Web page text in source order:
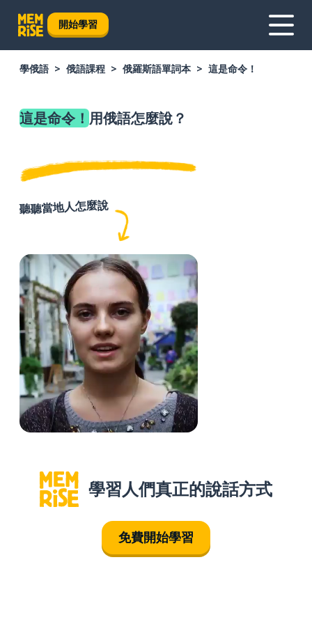
開始學習
學俄語 俄語課程 俄羅斯語單詞本 這是命令！
這是命令！用俄語怎麼說？
聽聽當地人怎麼說
學習人們真正的說話方式
免費開始學習